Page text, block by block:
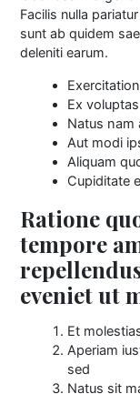
Facilis nulla
sunt ab quidem
deleniti earum.
Ex
Natus nam
Aut modi
Aliquam
Cupiditate
Ratione
tempore
eveniet ut
Et
Aperiam
sed
Natus sit